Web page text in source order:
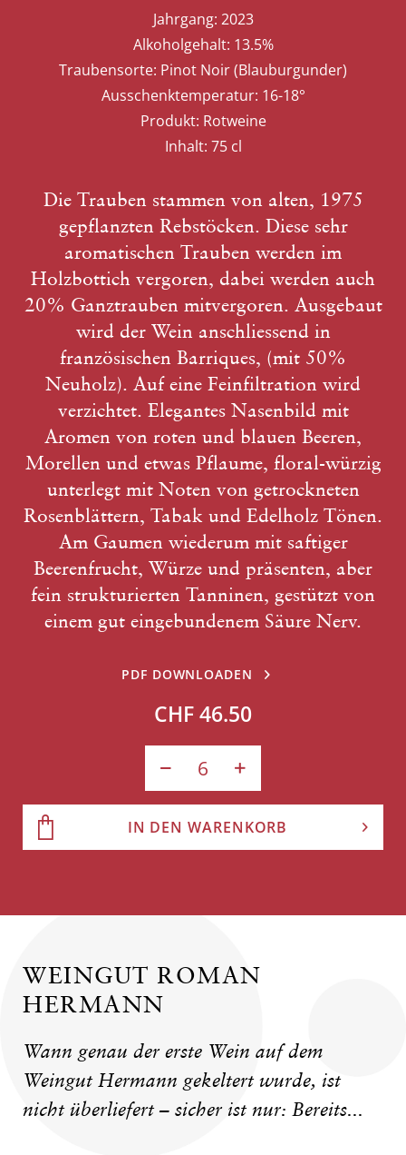
Jahrgang: 2023
Alkoholgehalt: 13.5%
Traubensorte: Pinot Noir (Blauburgunder)
Ausschenktemperatur: 16-18°
Produkt: Rotweine
Inhalt: 75 cl
Die Trauben stammen von alten, 1975
gepflanzten Rebstöcken. Diese sehr
aromatischen Trauben werden im
Holzbottich vergoren, dabei werden auch
20% Ganztrauben mitvergoren. Ausgebaut
wird der Wein anschliessend in
französischen Barriques, (mit 50%
Neuholz). Auf eine Feinfiltration wird
verzichtet. Elegantes Nasenbild mit
Aromen von roten und blauen Beeren,
Morellen und etwas Pflaume, floral-würzig
unterlegt mit Noten von getrockneten
Rosenblättern, Tabak und Edelholz Tönen.
Am Gaumen wiederum mit saftiger
Beerenfrucht, Würze und präsenten, aber
fein strukturierten Tanninen, gestützt von
einem gut eingebundenem Säure Nerv.
PDF DOWNLOADEN
CHF 46.50
IN DEN WARENKORB
WEINGUT ROMAN
HERMANN
Wann genau der erste Wein auf dem
Weingut Hermann gekeltert wurde, ist
nicht überliefert – sicher ist nur: Bereits...